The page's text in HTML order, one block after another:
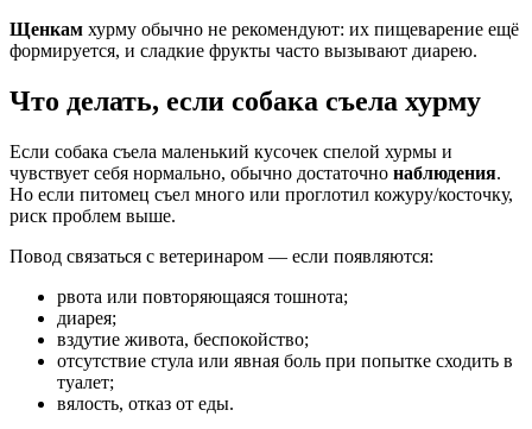
Щенкам хурму обычно не рекомендуют: их пищеварение ещё
формируется, и сладкие фрукты часто вызывают диарею.
Что делать, если собака съела хурму
Если собака съела маленький кусочек спелой хурмы и
чувствует себя нормально, обычно достаточно наблюдения.
Но если питомец съел много или проглотил кожуру/косточку,
риск проблем выше.
Повод связаться с ветеринаром — если появляются:
рвота или повторяющаяся тошнота;
диарея;
вздутие живота, беспокойство;
отсутствие стула или явная боль при попытке сходить в
туалет;
вялость, отказ от еды.